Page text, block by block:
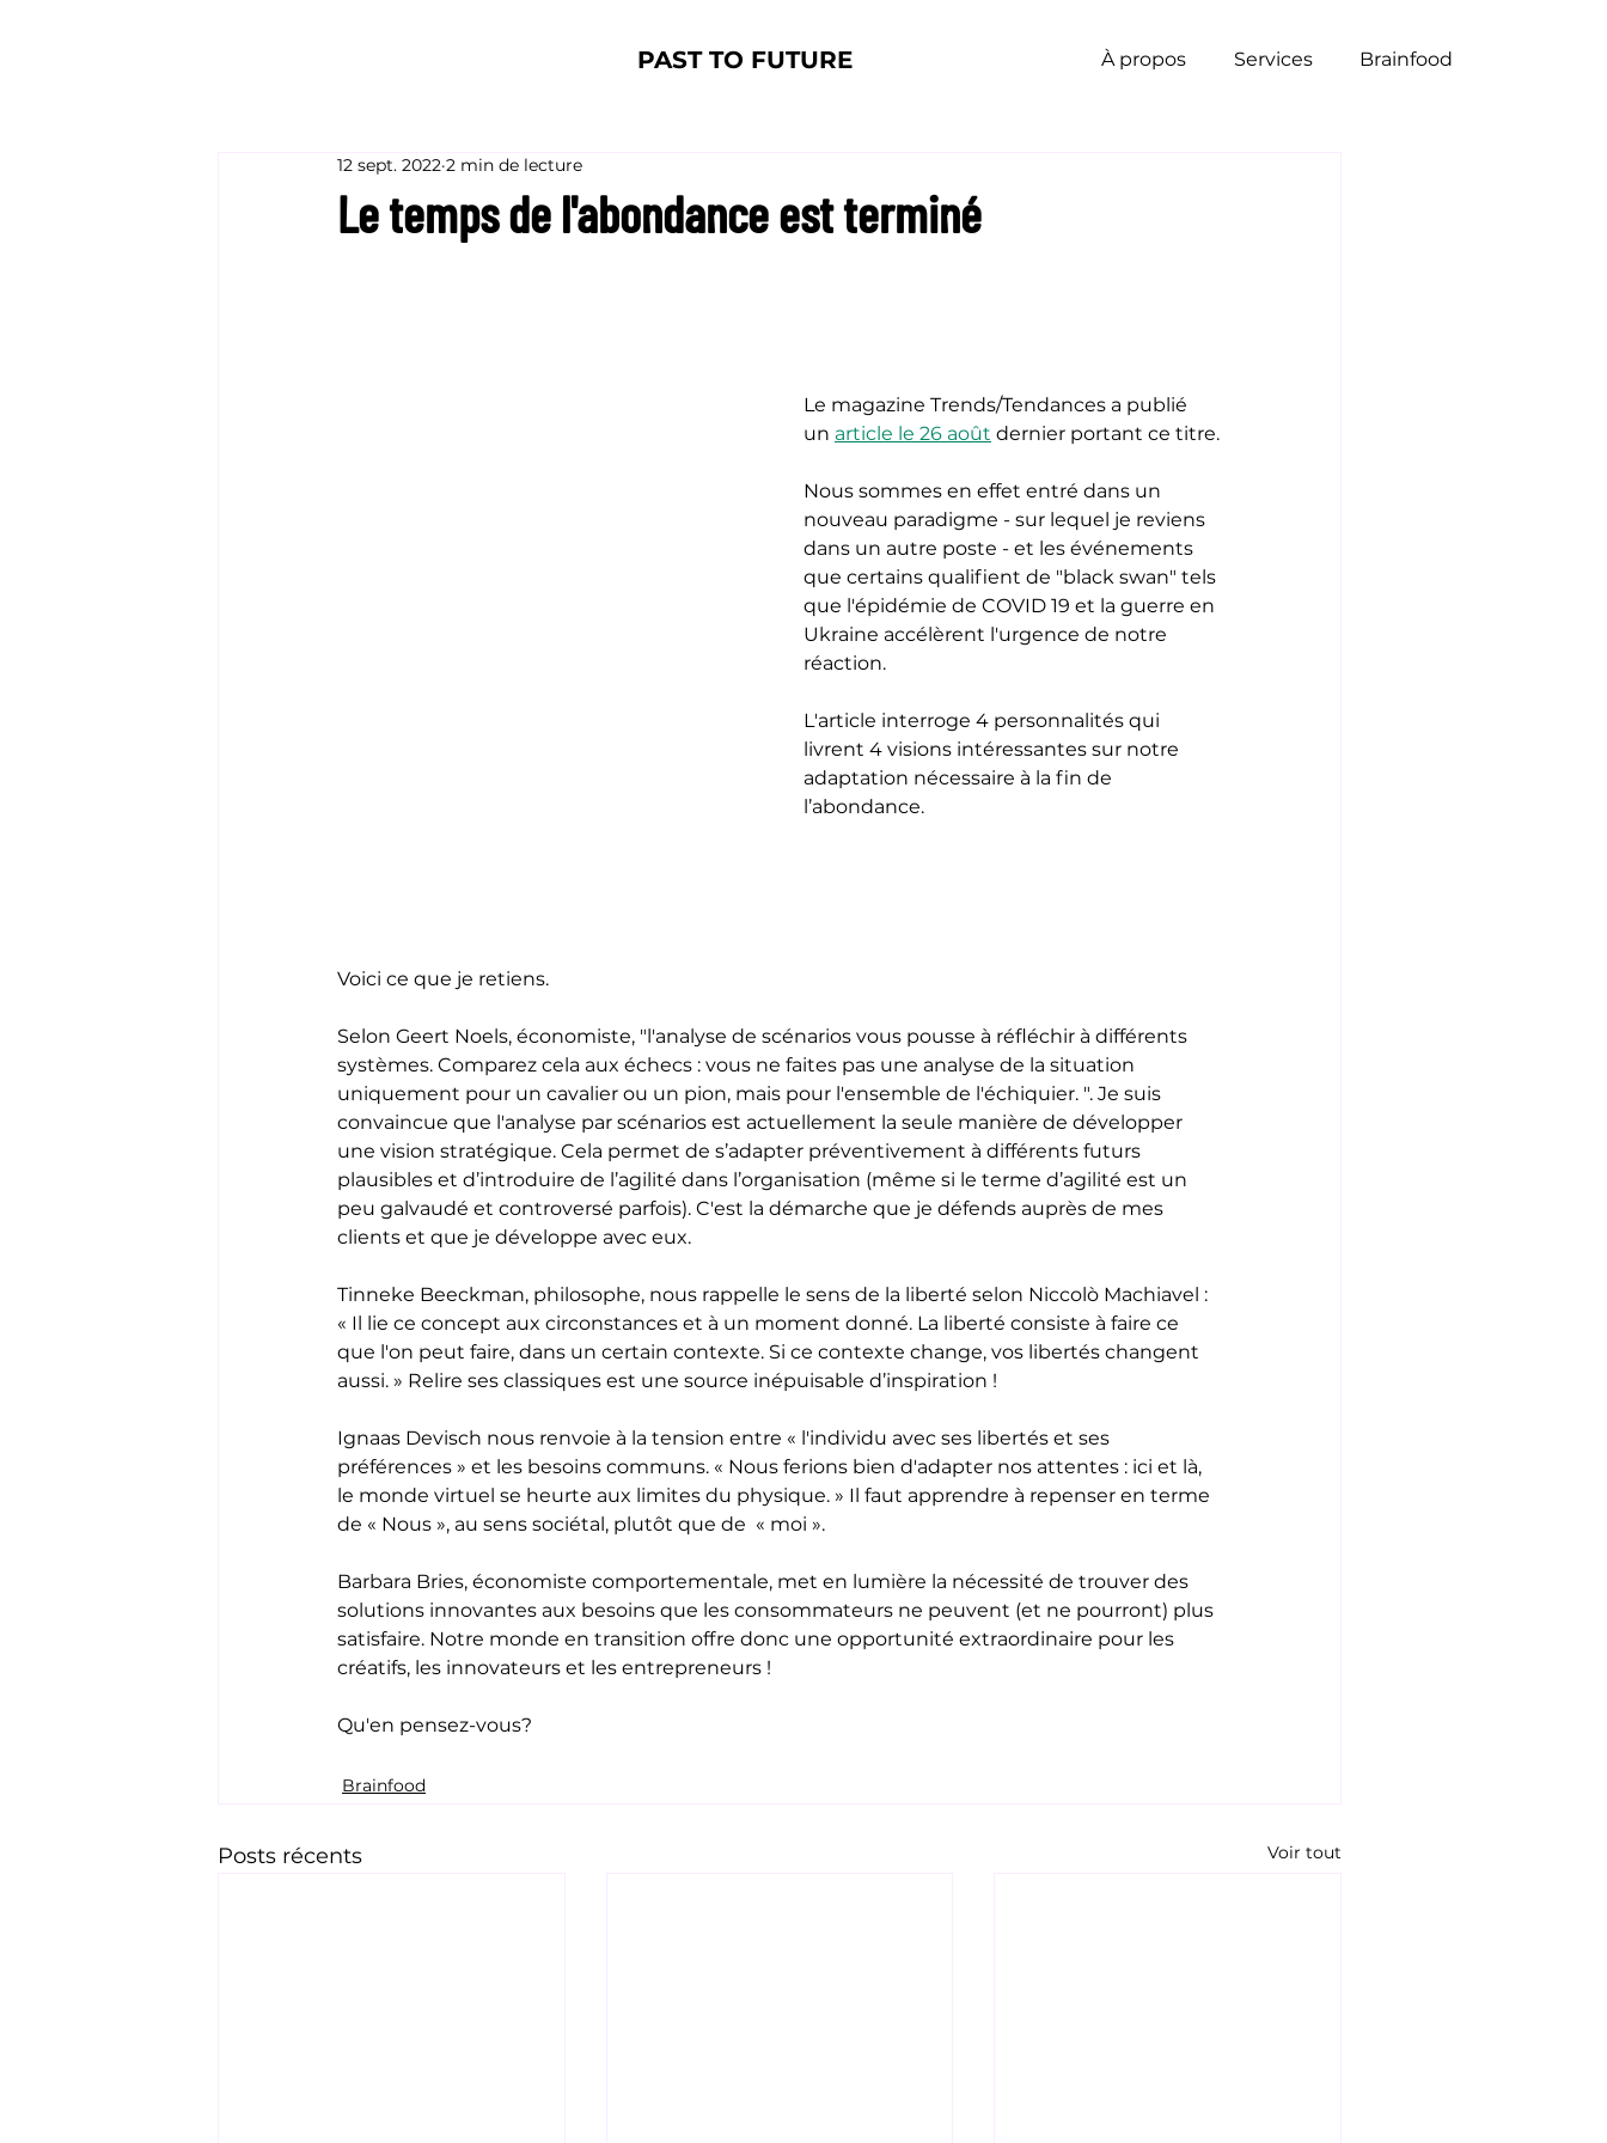
PAST TO FUTURE À propos Services Brainfood
Le temps de l'abondance est terminé
12 sept. 2022 2 min de lecture
Le magazine Trends/Tendances a publié
un article le 26 août dernier portant ce titre.
Nous sommes en effet entré dans un
nouveau paradigme - sur lequel je reviens
dans un autre poste - et les événements
que certains qualifient de "black swan" tels
que l'épidémie de COVID 19 et la guerre en
Ukraine accélèrent l'urgence de notre
réaction.
L'article interroge 4 personnalités qui
livrent 4 visions intéressantes sur notre
adaptation nécessaire à la fin de
l’abondance.
Voici ce que je retiens.
Selon Geert Noels, économiste, "l'analyse de scénarios vous pousse à réfléchir à différents
systèmes. Comparez cela aux échecs : vous ne faites pas une analyse de la situation
uniquement pour un cavalier ou un pion, mais pour l'ensemble de l'échiquier. ". Je suis
convaincue que l'analyse par scénarios est actuellement la seule manière de développer
une vision stratégique. Cela permet de s’adapter préventivement à différents futurs
plausibles et d’introduire de l’agilité dans l’organisation (même si le terme d’agilité est un
peu galvaudé et controversé parfois). C'est la démarche que je défends auprès de mes
clients et que je développe avec eux.
Tinneke Beeckman, philosophe, nous rappelle le sens de la liberté selon Niccolò Machiavel :
« Il lie ce concept aux circonstances et à un moment donné. La liberté consiste à faire ce
que l'on peut faire, dans un certain contexte. Si ce contexte change, vos libertés changent
aussi. » Relire ses classiques est une source inépuisable d’inspiration !
Ignaas Devisch nous renvoie à la tension entre « l'individu avec ses libertés et ses
préférences » et les besoins communs. « Nous ferions bien d'adapter nos attentes : ici et là,
le monde virtuel se heurte aux limites du physique. » Il faut apprendre à repenser en terme
de « Nous », au sens sociétal, plutôt que de  « moi ».
Barbara Bries, économiste comportementale, met en lumière la nécessité de trouver des
solutions innovantes aux besoins que les consommateurs ne peuvent (et ne pourront) plus
satisfaire. Notre monde en transition offre donc une opportunité extraordinaire pour les
créatifs, les innovateurs et les entrepreneurs !
Qu'en pensez-vous?
Brainfood
Posts récents Voir tout